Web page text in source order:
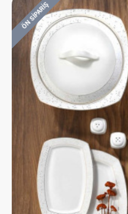
ÖN SIPARIŞ